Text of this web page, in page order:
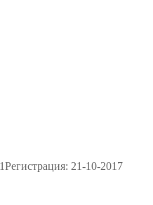
Регистрация: 21-10-2017